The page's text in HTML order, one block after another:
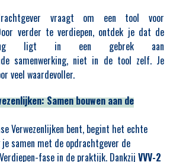
vraagt om een tool voor
verder te verdiepen, ontdek je dat de
ligt in een gebrek aan
samenwerking, niet in de tool zelf. Je
veel waardevoller.
Samen bouwen aan de
Verwezenlijken bent, begint het echte
samen met de opdrachtgever de
fase in de praktijk. Dankzij VVV-2